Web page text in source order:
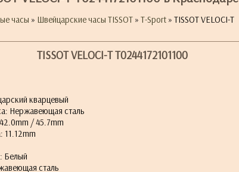
часы » Швейцарские часы TISSOT» T-Sport» TISSOT VELOCI-T
TISSOT VELOCI-T T0244172101100
кварцевый
Нержавеющая сталь
/ 45.7mm
11.12mm
Белый
сталь